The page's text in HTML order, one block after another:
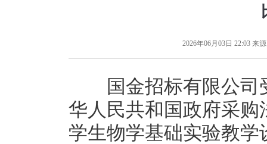
2026年06月03日 22:03 来
国金招标有限公司
华人民共和国政府采
学生物学基础实验教